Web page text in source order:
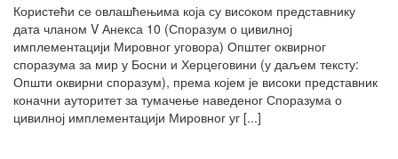
Користећи се овлашћењима која су високом представнику
дата чланом V Анекса 10 (Споразум о цивилној
имплементацији Мировног уговора) Општег оквирног
споразума за мир у Босни и Херцеговини (у даљем тексту:
Општи оквирни споразум), према којем је високи представник
коначни ауторитет за тумачење наведеног Споразума о
цивилној имплементацији Мировног уг [...]